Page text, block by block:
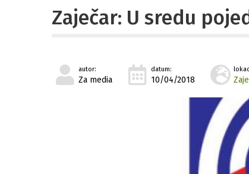
Zaječar: U sredu
autor:
Za media
datum:
10/04/2018